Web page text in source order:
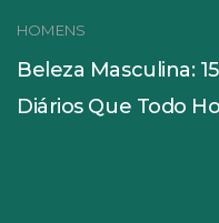
HOMENS
Beleza Masculina:
Diários Que Todo